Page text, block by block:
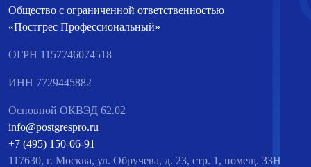
Общество с ограниченной ответственностью
«Постгрес Профессиональный»
ОГРН 1157746074518
ИНН 7729445882
Основной ОКВЭД 62.02
info@postgrespro.ru
+7 (495) 150-06-91
117630, г. Москва, ул. Обручева, д. 23, стр. 1, помещ. 33Н